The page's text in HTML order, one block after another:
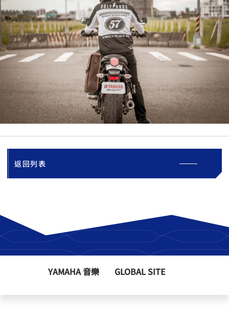
返回列表
YAMAHA 音樂 GLOBAL SITE